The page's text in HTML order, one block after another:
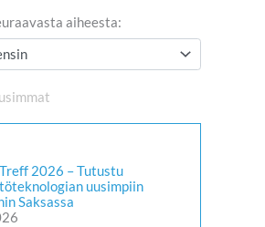
aiheesta:
2026 – Tutustu
uusimpiin
Saksassa